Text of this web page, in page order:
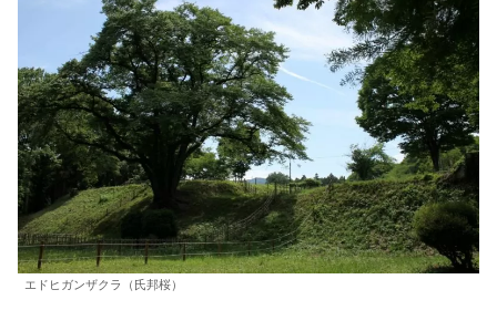
エドヒガンザクラ（氏邦桜）